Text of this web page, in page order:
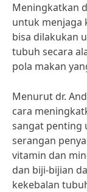
Meningkatkan
untuk menjaga
bisa dilakukan
tubuh secara
pola makan
Menurut dr.
cara
sangat penting
serangan
vitamin dan
dan biji-bijian
kekebalan